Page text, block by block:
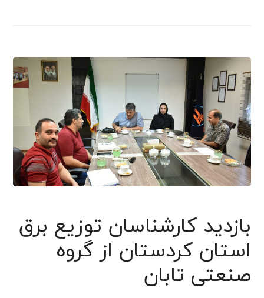
بازدید کارشناسان توزیع برق
استان کردستان از گروه
صنعتی تابان